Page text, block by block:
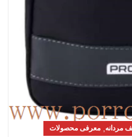
مردانه معرفی محصولات